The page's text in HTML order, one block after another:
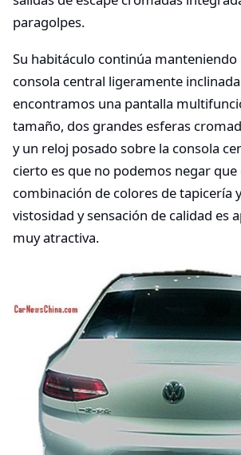
paragolpes.
Su habitáculo continúa manteniendo
consola central ligeramente
encontramos una pantalla
tamaño, dos grandes esferas
y un reloj posado sobre la consola
cierto es que no podemos negar que
combinación de colores de tapicería
vistosidad y sensación de calidad es
muy atractiva.